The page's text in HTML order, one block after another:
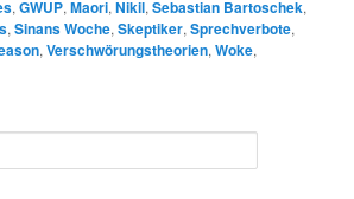
,GWUP,Maori,Nikil,Sebastian Bartoschek,
,Sinans Woche,Skeptiker,Sprechverbote,
,Verschwörungstheorien,Woke,